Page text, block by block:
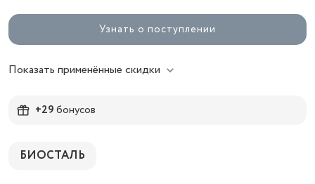
Узнать о поступлении
Показать применённые скидки
+29бонусов
БИОСТАЛЬ